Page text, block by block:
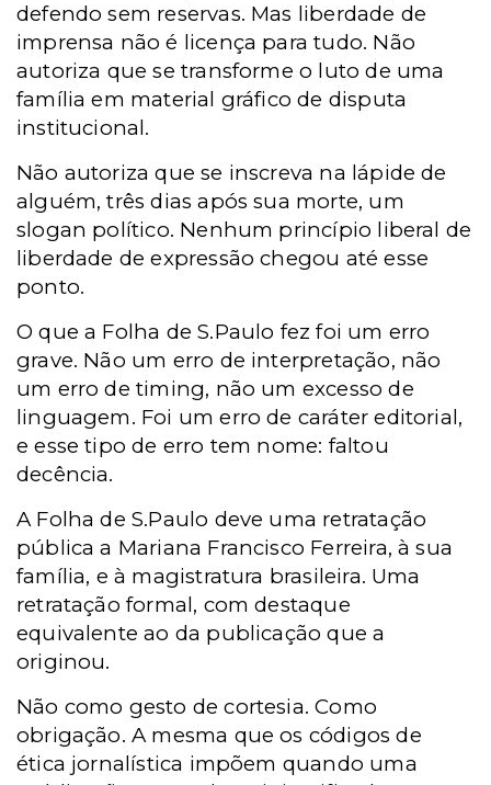
defendo sem reservas. Mas liberdade de
imprensa não é licença para tudo. Não
autoriza que se transforme o luto de uma
família em material gráfico de disputa
institucional.
Não autoriza que se inscreva na lápide de
alguém, três dias após sua morte, um
slogan político. Nenhum princípio liberal de
liberdade de expressão chegou até esse
ponto.
O que a Folha de S.Paulo fez foi um erro
grave. Não um erro de interpretação, não
um erro de timing, não um excesso de
linguagem. Foi um erro de caráter editorial,
e esse tipo de erro tem nome: faltou
decência.
A Folha de S.Paulo deve uma retratação
pública a Mariana Francisco Ferreira, à sua
família, e à magistratura brasileira. Uma
retratação formal, com destaque
equivalente ao da publicação que a
originou.
Não como gesto de cortesia. Como
obrigação. A mesma que os códigos de
ética jornalística impõem quando uma